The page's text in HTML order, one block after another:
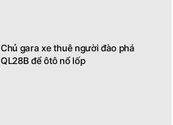
Chủ gara xe thuê người đào phá
QL28B để ôtô nổ lốp